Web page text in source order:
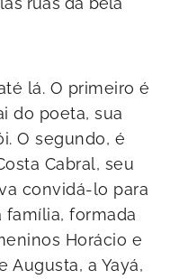
lá. O primeiro é
do poeta, sua
O segundo, é
Cabral, seu
convidá-lo para
família, formada
Horácio e
Augusta, a Yayá,